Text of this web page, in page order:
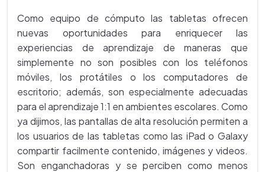
Como equipo de cómputo las tabletas ofrecen
nuevas oportunidades para enriquecer las
experiencias de aprendizaje de maneras que
simplemente no son posibles con los teléfonos
móviles, los protátiles o los computadores de
escritorio; además, son especialmente adecuadas
para el aprendizaje 1:1 en ambientes escolares. Como
ya dijimos, las pantallas de alta resolución permiten a
los usuarios de las tabletas como las iPad o Galaxy
compartir facilmente contenido, imágenes y videos.
Son enganchadoras y se perciben como menos